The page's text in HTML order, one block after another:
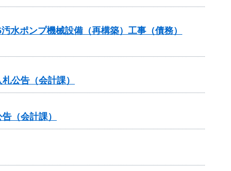
ポンプ機械設備（再構築）工事（債務）
公告（会計課）
（会計課）